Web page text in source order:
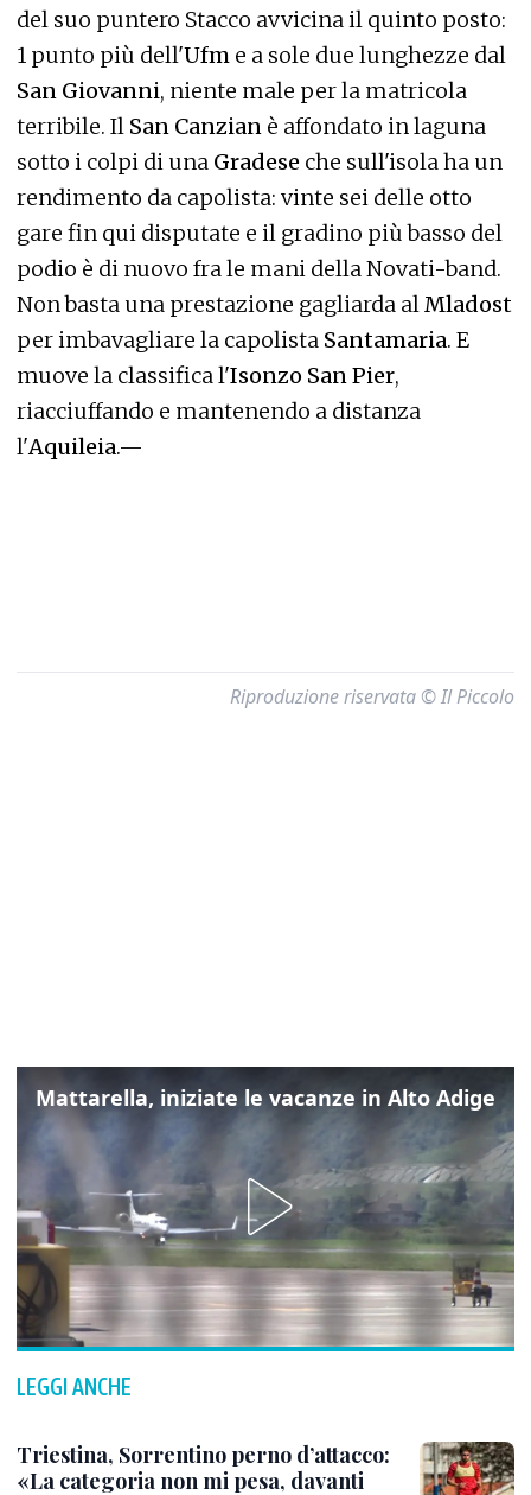
del suo puntero Stacco avvicina il quinto posto:
1 punto più dell'Ufm e a sole due lunghezze dal
San Giovanni, niente male per la matricola
terribile. Il San Canzian è affondato in laguna
sotto i colpi di una Gradese che sull'isola ha un
rendimento da capolista: vinte sei delle otto
gare fin qui disputate e il gradino più basso del
podio è di nuovo fra le mani della Novati-band.
Non basta una prestazione gagliarda alMladost
per imbavagliare la capolista Santamaria. E
muove la classifica l'Isonzo San Pier,
riacciuffando e mantenendo a distanza
l'Aquileia.—
Riproduzione riservata © Il Piccolo
Mattarella, iniziate le vacanze in Alto Adige
LEGGI ANCHE
Triestina, Sorrentino perno d’attacco:
«La categoria non mi pesa, davanti